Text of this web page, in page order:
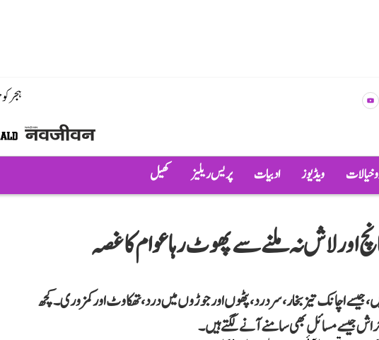
ہجر
خیالات ویڈیوز ادبیات پریس ریلیز کھیل
اور لاش نہ ملنے سے پھوٹ رہا عوام کا غصہ
جیسے اچانک تیز بخار، سردرد، پٹھوں اور جوڑوں میں درد، تھکاوٹ اور کمزوری۔ کچھ
جیسے مسائل بھی سامنے آنے لگتے ہیں۔